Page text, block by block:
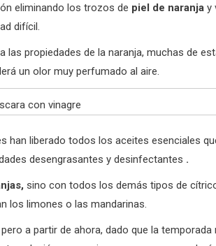
eliminando los trozos de piel de naranja y
difícil.
las propiedades de la naranja, muchas de
un olor muy perfumado al aire.
han liberado todos los aceites esenciales
desengrasantes y desinfectantes .
sino con todos los demás tipos de
los limones o las mandarinas.
a partir de ahora, dado que la